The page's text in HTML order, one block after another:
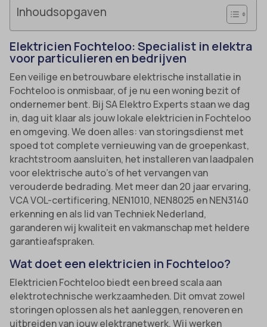
Inhoudsopgaven
Elektricien Fochteloo: Specialist in elektra
voor particulieren en bedrijven
Een veilige en betrouwbare elektrische installatie in
Fochteloo is onmisbaar, of je nu een woning bezit of
ondernemer bent. Bij SA Elektro Experts staan we dag
in, dag uit klaar als jouw lokale elektricien in Fochteloo
en omgeving. We doen alles: van storingsdienst met
spoed tot complete vernieuwing van de groepenkast,
krachtstroom aansluiten, het installeren van laadpalen
voor elektrische auto’s of het vervangen van
verouderde bedrading. Met meer dan 20 jaar ervaring,
VCA VOL-certificering, NEN1010, NEN8025 en NEN3140
erkenning en als lid van Techniek Nederland,
garanderen wij kwaliteit en vakmanschap met heldere
garantieafspraken.
Wat doet een elektricien in Fochteloo?
Elektricien Fochteloo biedt een breed scala aan
elektrotechnische werkzaamheden. Dit omvat zowel
storingen oplossen als het aanleggen, renoveren en
uitbreiden van jouw elektranetwerk. Wij werken